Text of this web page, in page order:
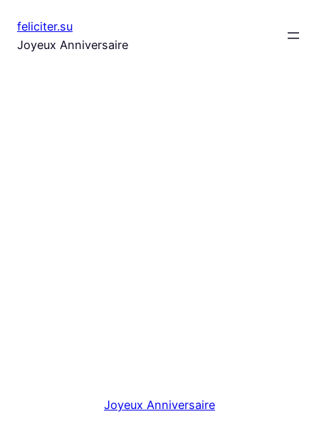
au
contenu
feliciter.su
Joyeux Anniversaire
Joyeux Anniversaire